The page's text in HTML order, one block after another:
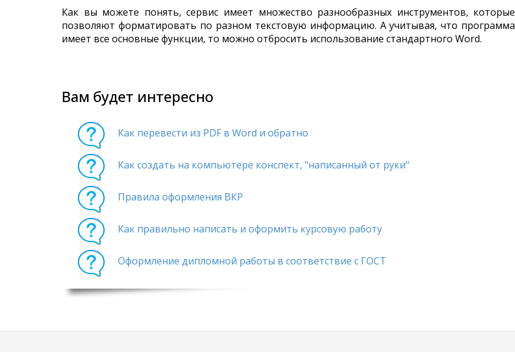
Как вы можете понять, сервис имеет множество разнообразных инструментов, которые
позволяют форматировать по разном текстовую информацию. А учитывая, что программа
имеет все основные функции, то можно отбросить использование стандартного Word.
Вам будет интересно
Как перевести из PDF в Word и обратно
Как создать на компьютере конспект, "написанный от руки"
Правила оформления ВКР
Как правильно написать и оформить курсовую работу
Оформление дипломной работы в соответствие с ГОСТ